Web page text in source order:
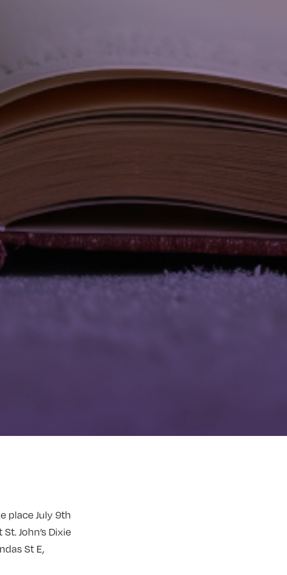
place July 9th
John’s Dixie
St E,